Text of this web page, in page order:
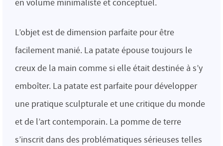
en volume minimaliste et conceptuel.
L’objet est de dimension parfaite pour être
facilement manié. La patate épouse toujours le
creux de la main comme si elle était destinée à s’y
emboîter. La patate est parfaite pour développer
une pratique sculpturale et une critique du monde
et de l’art contemporain. La pomme de terre
s’inscrit dans des problématiques sérieuses telles